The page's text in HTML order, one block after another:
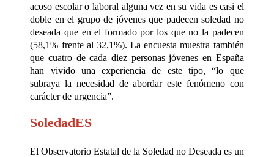
acoso escolar o laboral alguna vez en su vida es casi el
doble en el grupo de jóvenes que padecen soledad no
deseada que en el formado por los que no la padecen
(58,1% frente al 32,1%). La encuesta muestra también
que cuatro de cada diez personas jóvenes en España
han vivido una experiencia de este tipo, “lo que
subraya la necesidad de abordar este fenómeno con
carácter de urgencia”.
SoledadES
El Observatorio Estatal de la Soledad no Deseada es un